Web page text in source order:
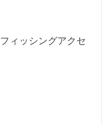
フィッシングアクセ